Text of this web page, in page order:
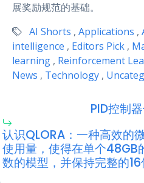
展奖励规范的基础。
AI Shorts , Applications ,
intelligence , Editors Pick ,
learning , Reinforcement
News , Technology ,
PID控制
认识QLORA：一种高效的
使用量，使得在单个48GB
数的模型，并保持完整的